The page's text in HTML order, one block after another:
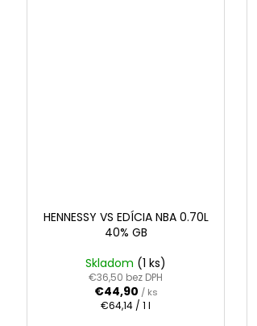
HENNESSY VS EDÍCIA NBA 0.70L
40% GB
Skladom (1 ks)
€36,50 bez DPH
€44,90 / ks
Jednotková
€64,14 / 1 l